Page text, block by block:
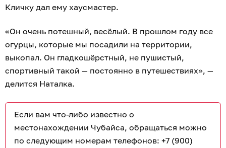
Кличку дал ему хаусмастер.
«Он очень потешный, весёлый. В прошлом году все
огурцы, которые мы посадили на территории,
выкопал. Он гладкошёрстный, не пушистый,
спортивный такой — постоянно в путешествиях», —
делится Наталка.
Если вам что-либо известно о
местонахождении Чубайса, обращаться можно
по следующим номерам телефонов: +7 (900)